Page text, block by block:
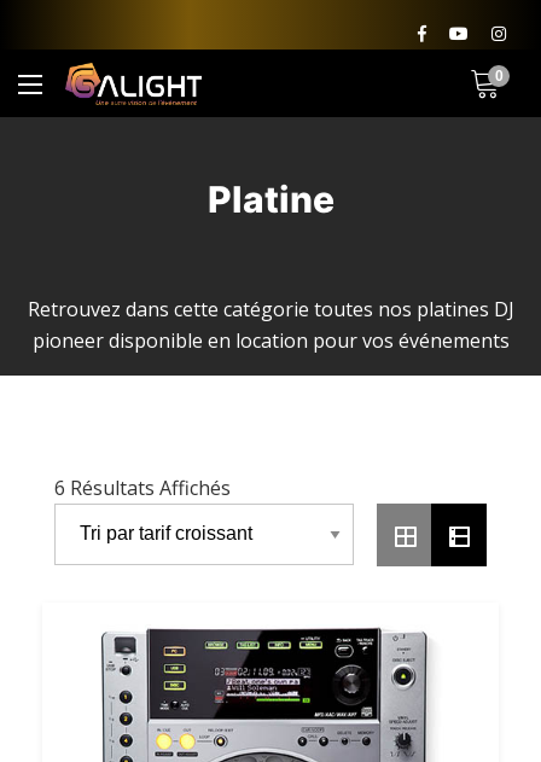
0
Platine
Retrouvez dans cette catégorie toutes nos platines DJ
pioneer disponible en location pour vos événements
6 Résultats Affichés